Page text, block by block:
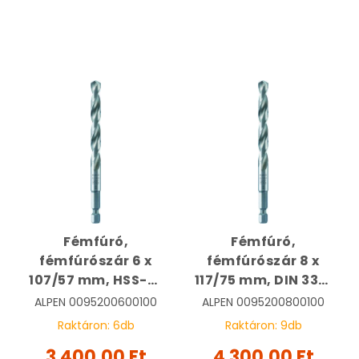
Fémfúró,
fémfúrószár 6 x
107/57 mm, HSS-G,
Super, bitbefogású,
köszörült,
ALPEN 0095200600100
Raktáron: 6db
Fémfúró,
fémfúrószár 8 x
117/75 mm, DIN 338,
HSS-G, Super,
bitbefogású,
ALPEN 0095200800100
Raktáron: 9db